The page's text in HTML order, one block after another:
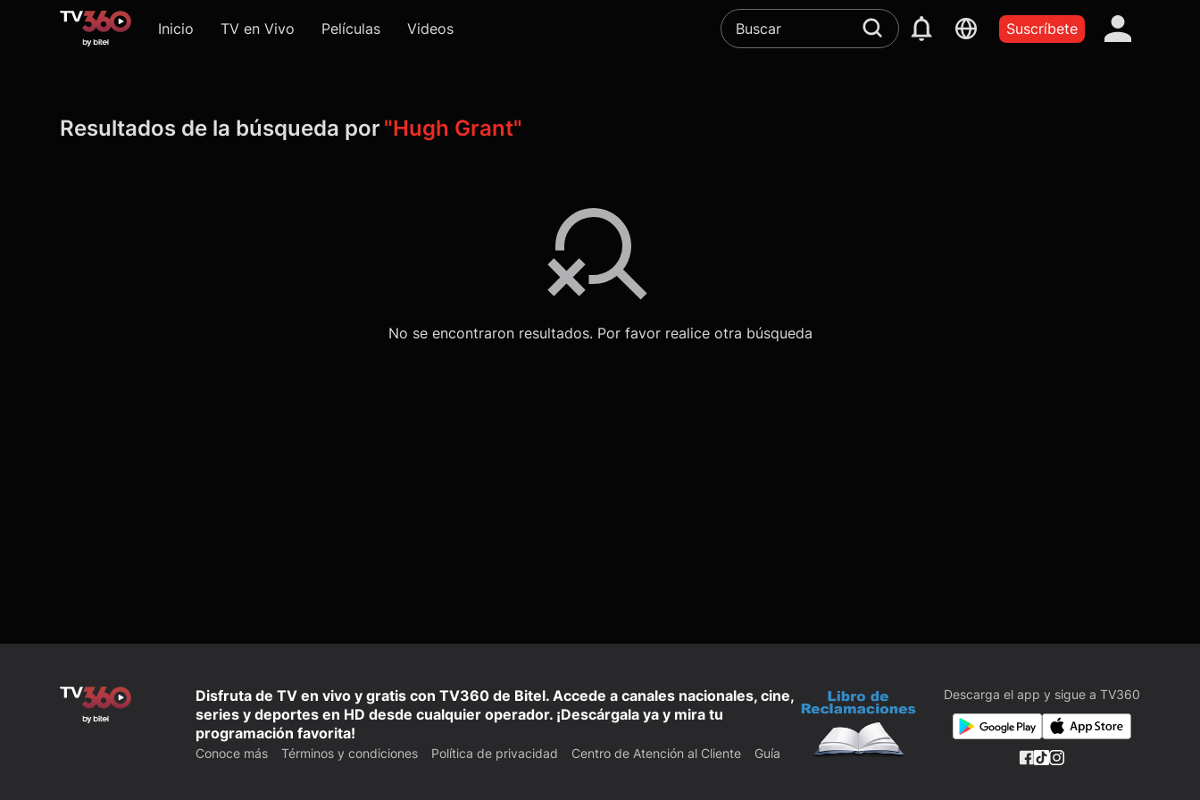
Inicio TV en Vivo Películas Videos Suscríbete
Resultados de la búsqueda por "Hugh Grant"
No se encontraron resultados. Por favor realice otra búsqueda
Disfruta de TV en vivo y gratis con TV360 de Bitel. Accede a canales nacionales, cine,
series y deportes en HD desde cualquier operador. ¡Descárgala ya y mira tu
programación favorita!
Conoce más Términos y condiciones Política de privacidad Centro de Atención al Cliente Guía
Descarga el app y sigue a TV360